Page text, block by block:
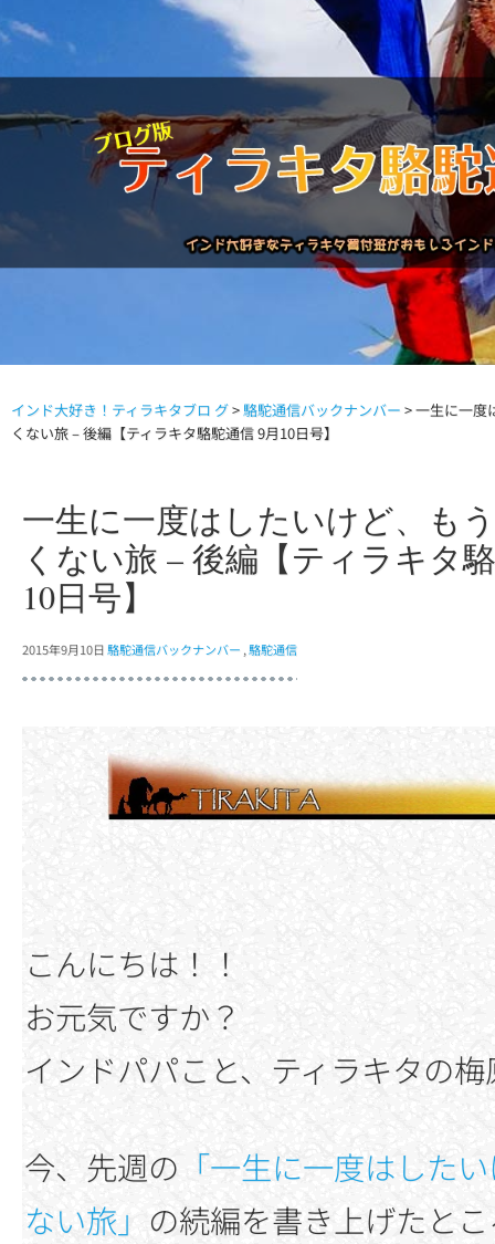
駱駝通信バックナンバー インドが大好き!!
インド大好き！ティラキタブロ グ>駱駝通信バックナンバー >一生に一度
くない旅 – 後編【ティラキタ駱駝通信 9月10日号】
一生に一度はしたいけど、も
くない旅 – 後編【ティラキタ
10日号】
2015年9月10日駱駝通信バックナンバー ,駱駝通信
こんにちは！！
お元気ですか？
インドパパこと、ティラキタの
今、先週の 「一生に一度はした
ない旅」 の続編を書き上げたと